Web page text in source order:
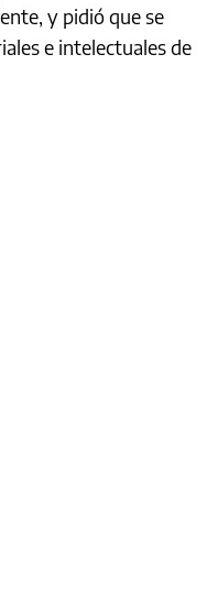
y pidió que se
e intelectuales de